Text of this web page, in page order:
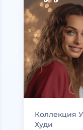
Коллекция
Худи